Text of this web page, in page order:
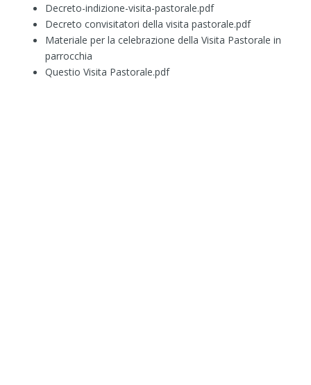
Decreto-indizione-visita-pastorale.pdf
Decreto convisitatori della visita pastorale.pdf
Materiale per la celebrazione della Visita Pastorale in
parrocchia
Questio Visita Pastorale.pdf